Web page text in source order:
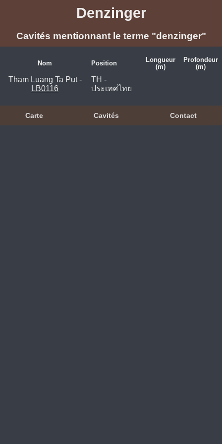
Denzinger
Cavités mentionnant le terme "denzinger"
Nom Position
Longueur
(m)
Profondeur
(m)
Tham Luang Ta Put -
LB0116
TH -
ประเทศไทย
Carte Cavités Contact